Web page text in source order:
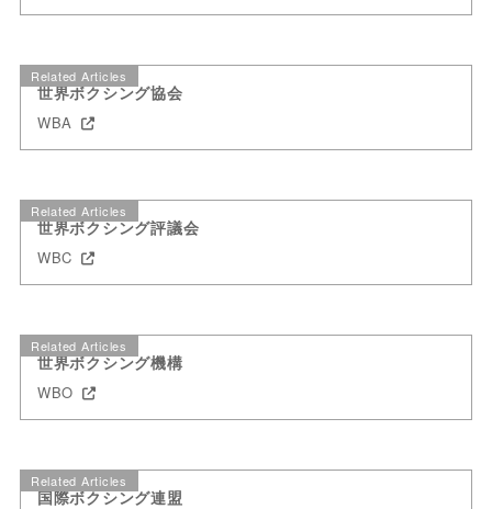
Related Articles
世界ボクシング協会
WBA
Related Articles
世界ボクシング評議会
WBC
Related Articles
世界ボクシング機構
WBO
Related Articles
国際ボクシング連盟